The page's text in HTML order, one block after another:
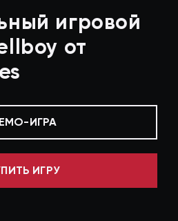
игровой
от
ИГРА
ИГРУ